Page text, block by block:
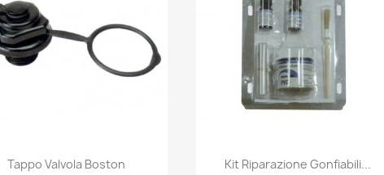
Anteprima
Tappo Valvola Boston
Anteprima
Kit Riparazione Gonfiabili...